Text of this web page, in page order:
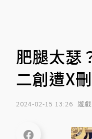
肥腿太瑟
二創遭X
2024-02-15 13:26 遊